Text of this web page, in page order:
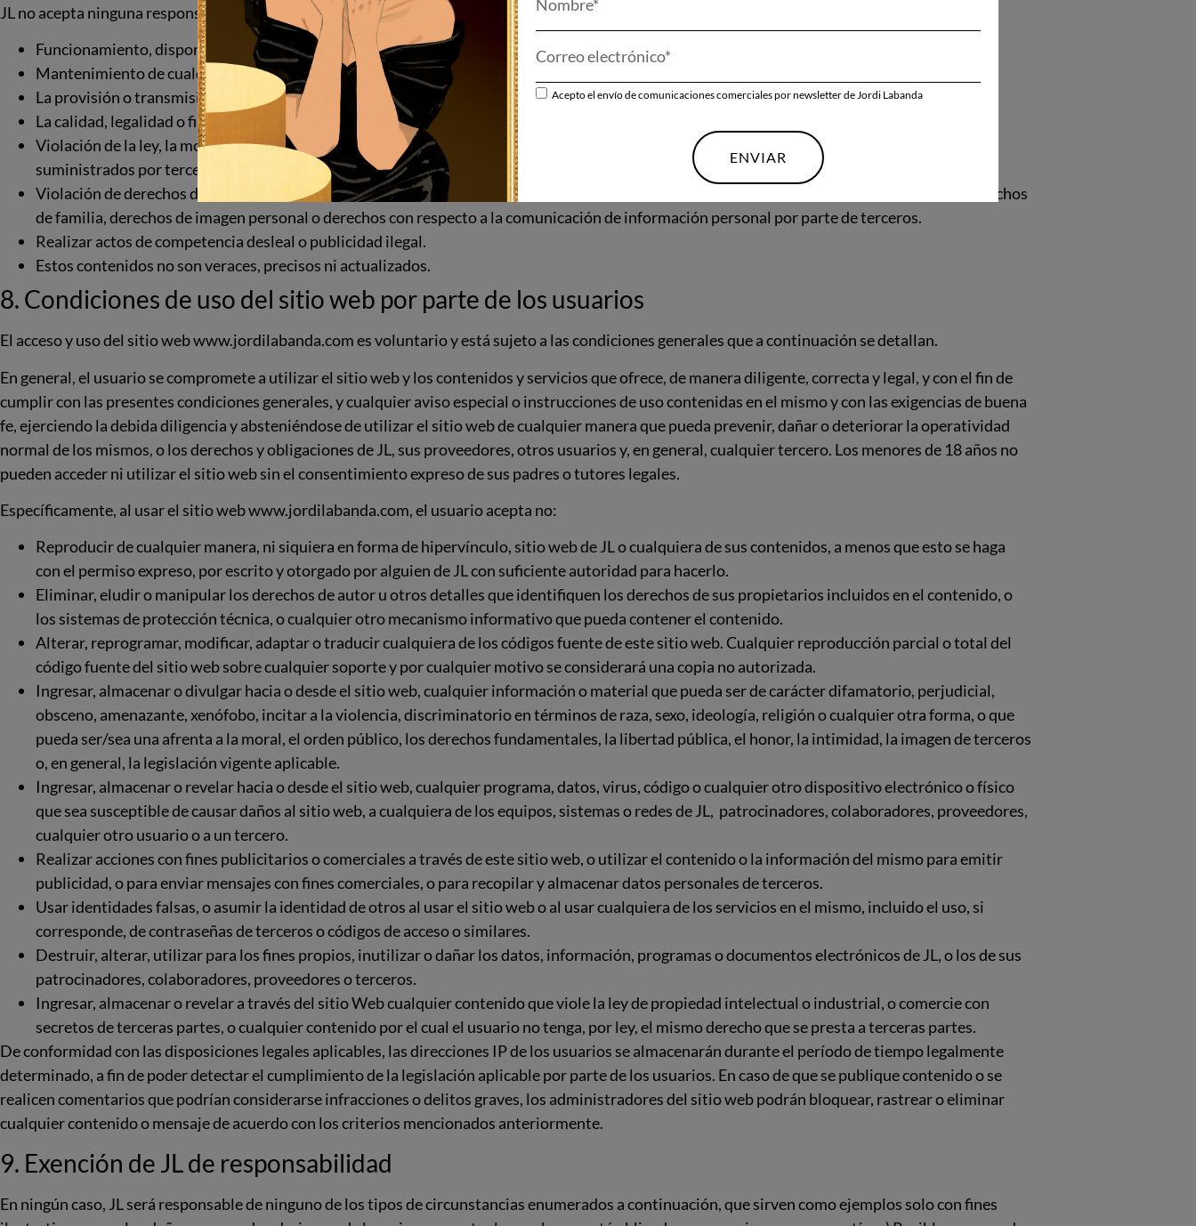
JL no acepta ninguna responsabilidad por los daños que puedan ser causados debido a:
Funcionamiento, disponibilidad, accesibilidad o continuidad de los sitios web a los que está vinculado su propio sitio web.
Mantenimiento de cualquier información, contenido o servicios existentes en sitios web a los que esté vinculado su propio sitio web.
La provisión o transmisión de información, contenidos o servicios existentes en estos sitios web.
La calidad, legalidad o fiabilidad de los contenidos y servicios existentes en los sitios web a los que está vinculado su propio sitio web.
Violación de la ley, la moral o las buenas prácticas como consecuencia de la divulgación, el almacenamiento y la provisión de contenidos
suministrados por terceros.
Violación de derechos de autor de la propiedad intelectual o industrial registrados, derechos de honor, derechos a la intimidad personal, derechos
de familia, derechos de imagen personal o derechos con respecto a la comunicación de información personal por parte de terceros.
Realizar actos de competencia desleal o publicidad ilegal.
Estos contenidos no son veraces, precisos ni actualizados.
8. Condiciones de uso del sitio web por parte de los usuarios
El acceso y uso del sitio web www.jordilabanda.com es voluntario y está sujeto a las condiciones generales que a continuación se detallan.
En general, el usuario se compromete a utilizar el sitio web y los contenidos y servicios que ofrece, de manera diligente, correcta y legal, y con el fin de
cumplir con las presentes condiciones generales, y cualquier aviso especial o instrucciones de uso contenidas en el mismo y con las exigencias de buena
fe, ejerciendo la debida diligencia y absteniéndose de utilizar el sitio web de cualquier manera que pueda prevenir, dañar o deteriorar la operatividad
normal de los mismos, o los derechos y obligaciones de JL, sus proveedores, otros usuarios y, en general, cualquier tercero. Los menores de 18 años no
pueden acceder ni utilizar el sitio web sin el consentimiento expreso de sus padres o tutores legales.
Específicamente, al usar el sitio web www.jordilabanda.com, el usuario acepta no:
Reproducir de cualquier manera, ni siquiera en forma de hipervínculo, sitio web de JL o cualquiera de sus contenidos, a menos que esto se haga
con el permiso expreso, por escrito y otorgado por alguien de JL con suficiente autoridad para hacerlo.
Eliminar, eludir o manipular los derechos de autor u otros detalles que identifiquen los derechos de sus propietarios incluidos en el contenido, o
los sistemas de protección técnica, o cualquier otro mecanismo informativo que pueda contener el contenido.
Alterar, reprogramar, modificar, adaptar o traducir cualquiera de los códigos fuente de este sitio web. Cualquier reproducción parcial o total del
código fuente del sitio web sobre cualquier soporte y por cualquier motivo se considerará una copia no autorizada.
Ingresar, almacenar o divulgar hacia o desde el sitio web, cualquier información o material que pueda ser de carácter difamatorio, perjudicial,
obsceno, amenazante, xenófobo, incitar a la violencia, discriminatorio en términos de raza, sexo, ideología, religión o cualquier otra forma, o que
pueda ser/sea una afrenta a la moral, el orden público, los derechos fundamentales, la libertad pública, el honor, la intimidad, la imagen de terceros
o, en general, la legislación vigente aplicable.
Ingresar, almacenar o revelar hacia o desde el sitio web, cualquier programa, datos, virus, código o cualquier otro dispositivo electrónico o físico
que sea susceptible de causar daños al sitio web, a cualquiera de los equipos, sistemas o redes de JL, patrocinadores, colaboradores, proveedores,
cualquier otro usuario o a un tercero.
Realizar acciones con fines publicitarios o comerciales a través de este sitio web, o utilizar el contenido o la información del mismo para emitir
publicidad, o para enviar mensajes con fines comerciales, o para recopilar y almacenar datos personales de terceros.
Usar identidades falsas, o asumir la identidad de otros al usar el sitio web o al usar cualquiera de los servicios en el mismo, incluido el uso, si
corresponde, de contraseñas de terceros o códigos de acceso o similares.
Destruir, alterar, utilizar para los fines propios, inutilizar o dañar los datos, información, programas o documentos electrónicos de JL, o los de sus
patrocinadores, colaboradores, proveedores o terceros.
Ingresar, almacenar o revelar a través del sitio Web cualquier contenido que viole la ley de propiedad intelectual o industrial, o comercie con
secretos de terceras partes, o cualquier contenido por el cual el usuario no tenga, por ley, el mismo derecho que se presta a terceras partes.
De conformidad con las disposiciones legales aplicables, las direcciones IP de los usuarios se almacenarán durante el período de tiempo legalmente
determinado, a fin de poder detectar el cumplimiento de la legislación aplicable por parte de los usuarios. En caso de que se publique contenido o se
realicen comentarios que podrían considerarse infracciones o delitos graves, los administradores del sitio web podrán bloquear, rastrear o eliminar
cualquier contenido o mensaje de acuerdo con los criterios mencionados anteriormente.
9. Exención de JL de responsabilidad
En ningún caso, JL será responsable de ninguno de los tipos de circunstancias enumerados a continuación, que sirven como ejemplos solo con fines
Acepto el envío de comunicaciones comerciales por newsletter de Jordi Labanda
ENVIAR